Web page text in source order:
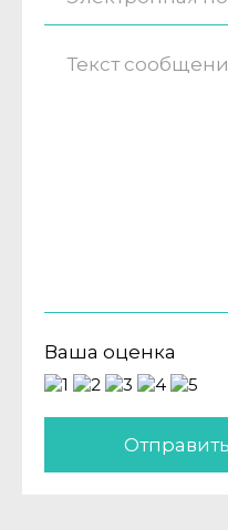
Ваша оценка
Отправить